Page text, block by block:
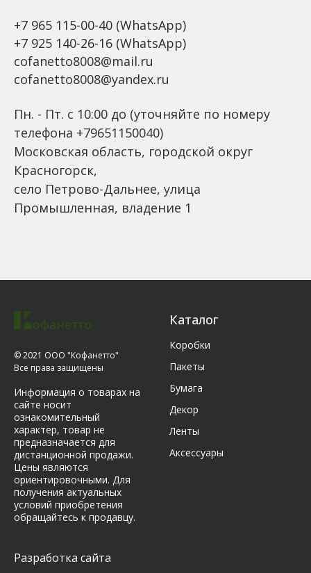
+7 965 115-00-40 (WhatsApp)
+7 925 140-26-16 (WhatsApp)
cofanetto8008@mail.ru
cofanetto8008@yandex.ru
Пн. - Пт. с 10:00 до (уточняйте по номеру
телефона +79651150040)
Московская область, городской округ
Красногорск,
село Петрово-Дальнее, улица
Промышленная, владение 1
© 2021 ООО "Кофанетто"
Все права защищены
Информация о товарах на
сайте носит
ознакомительный
характер, товар не
предназначается для
дистанционной продажи.
Цены являются
ориентировочными. Для
получения актуальных
условий приобретения
обращайтесь к продавцу.
Разработка сайта
Каталог
Коробки
Пакеты
Бумага
Декор
Ленты
Аксессуары